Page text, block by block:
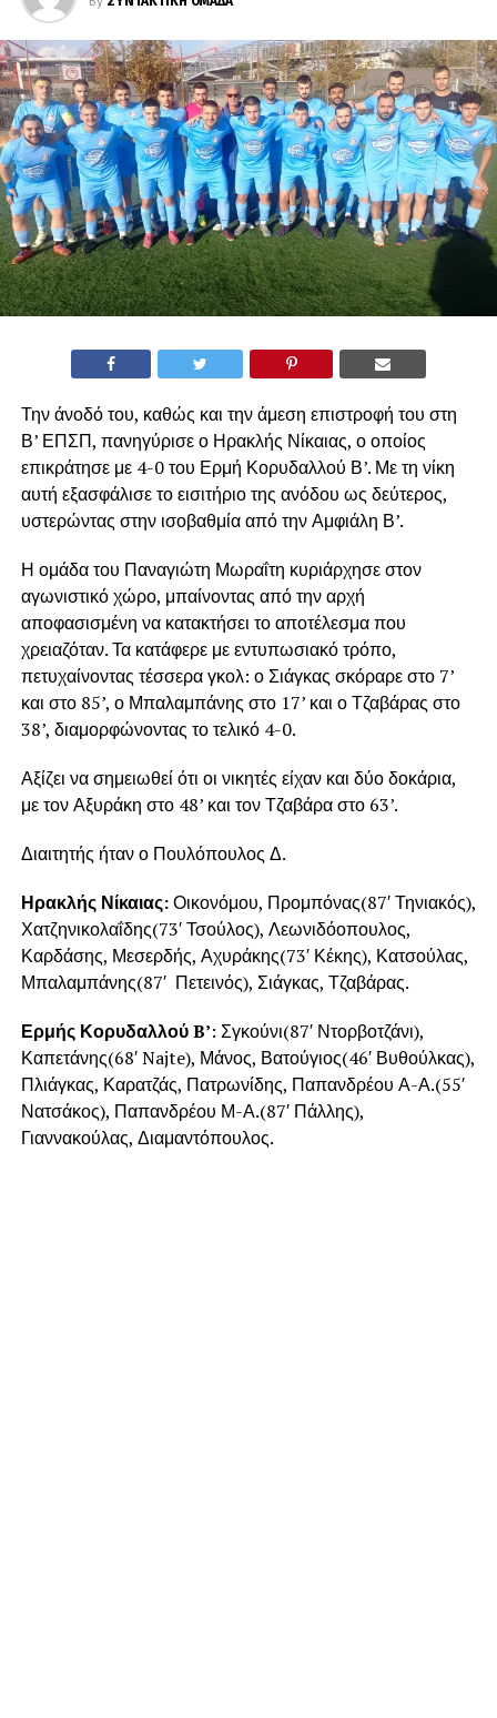
Την άνοδό του, καθώς και την άμεση επιστροφή του στη
Β’ ΕΠΣΠ, πανηγύρισε ο Ηρακλής Νίκαιας, ο οποίος
επικράτησε με 4-0 του Ερμή Κορυδαλλού Β’. Με τη νίκη
αυτή εξασφάλισε το εισιτήριο της ανόδου ως δεύτερος,
υστερώντας στην ισοβαθμία από την Αμφιάλη Β’.
Η ομάδα του Παναγιώτη Μωραΐτη κυριάρχησε στον
αγωνιστικό χώρο, μπαίνοντας από την αρχή
αποφασισμένη να κατακτήσει το αποτέλεσμα που
χρειαζόταν. Τα κατάφερε με εντυπωσιακό τρόπο,
πετυχαίνοντας τέσσερα γκολ: ο Σιάγκας σκόραρε στο 7’
και στο 85’, ο Μπαλαμπάνης στο 17’ και ο Τζαβάρας στο
38’, διαμορφώνοντας το τελικό 4-0.
Αξίζει να σημειωθεί ότι οι νικητές είχαν και δύο δοκάρια,
με τον Αξυράκη στο 48’ και τον Τζαβάρα στο 63’.
Διαιτητής ήταν ο Πουλόπουλος Δ.
Ηρακλής Νίκαιας:Οικονόμου, Προμπόνας(87′ Τηνιακός),
Χατζηνικολαΐδης(73′ Τσούλος), Λεωνιδόοπουλος,
Καρδάσης, Μεσερδής, Αχυράκης(73′ Κέκης), Κατσούλας,
Μπαλαμπάνης(87′ Πετεινός), Σιάγκας, Τζαβάρας.
Ερμής Κορυδαλλού B’: Σγκούνι(87′ Ντορβοτζάνι),
Καπετάνης(68′ Najte), Μάνος, Βατούγιος(46′ Βυθούλκας),
Πλιάγκας, Καρατζάς, Πατρωνίδης, Παπανδρέου Α-Α.(55′
Νατσάκος), Παπανδρέου Μ-Α.(87′ Πάλλης),
Γιαννακούλας, Διαμαντόπουλος.